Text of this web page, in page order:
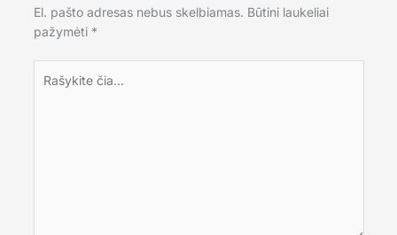
El. pašto adresas nebus skelbiamas. Būtini laukeliai
pažymėti *
čia...